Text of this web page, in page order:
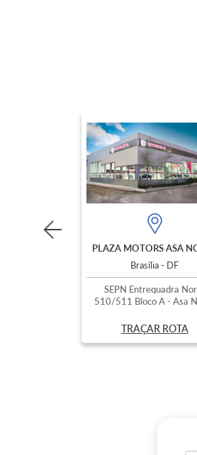
PLAZA MOTORS ASA
Brasília - DF
SEPN Entrequadra
510/511 Bloco A - Asa
TRAÇAR ROTA